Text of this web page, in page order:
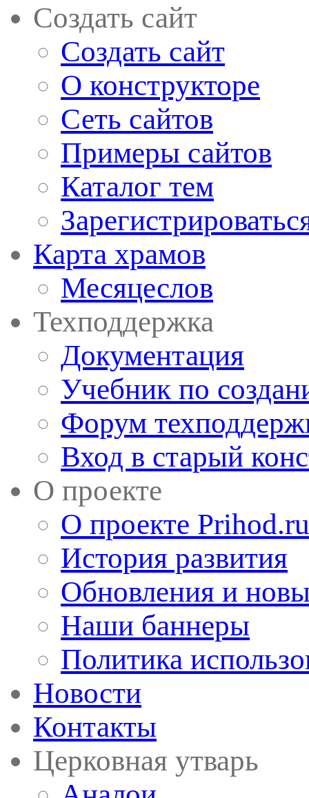
Создать сайт
Создать сайт
О конструкторе
Сеть сайтов
Примеры сайтов
Каталог тем
Карта храмов
Месяцеслов
Техподдержка
Документация
Учебник по
Форум
Вход в старый
О проекте
О проекте Prihod.ru
История развития
Обновления и
Наши баннеры
Политика
Новости
Контакты
Церковная утварь